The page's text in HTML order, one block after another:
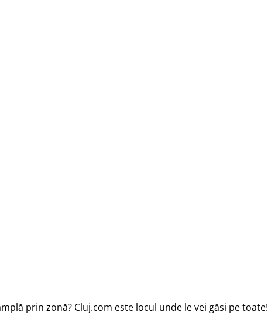
prin zonă? Cluj.com este locul unde le vei găsi pe toate!